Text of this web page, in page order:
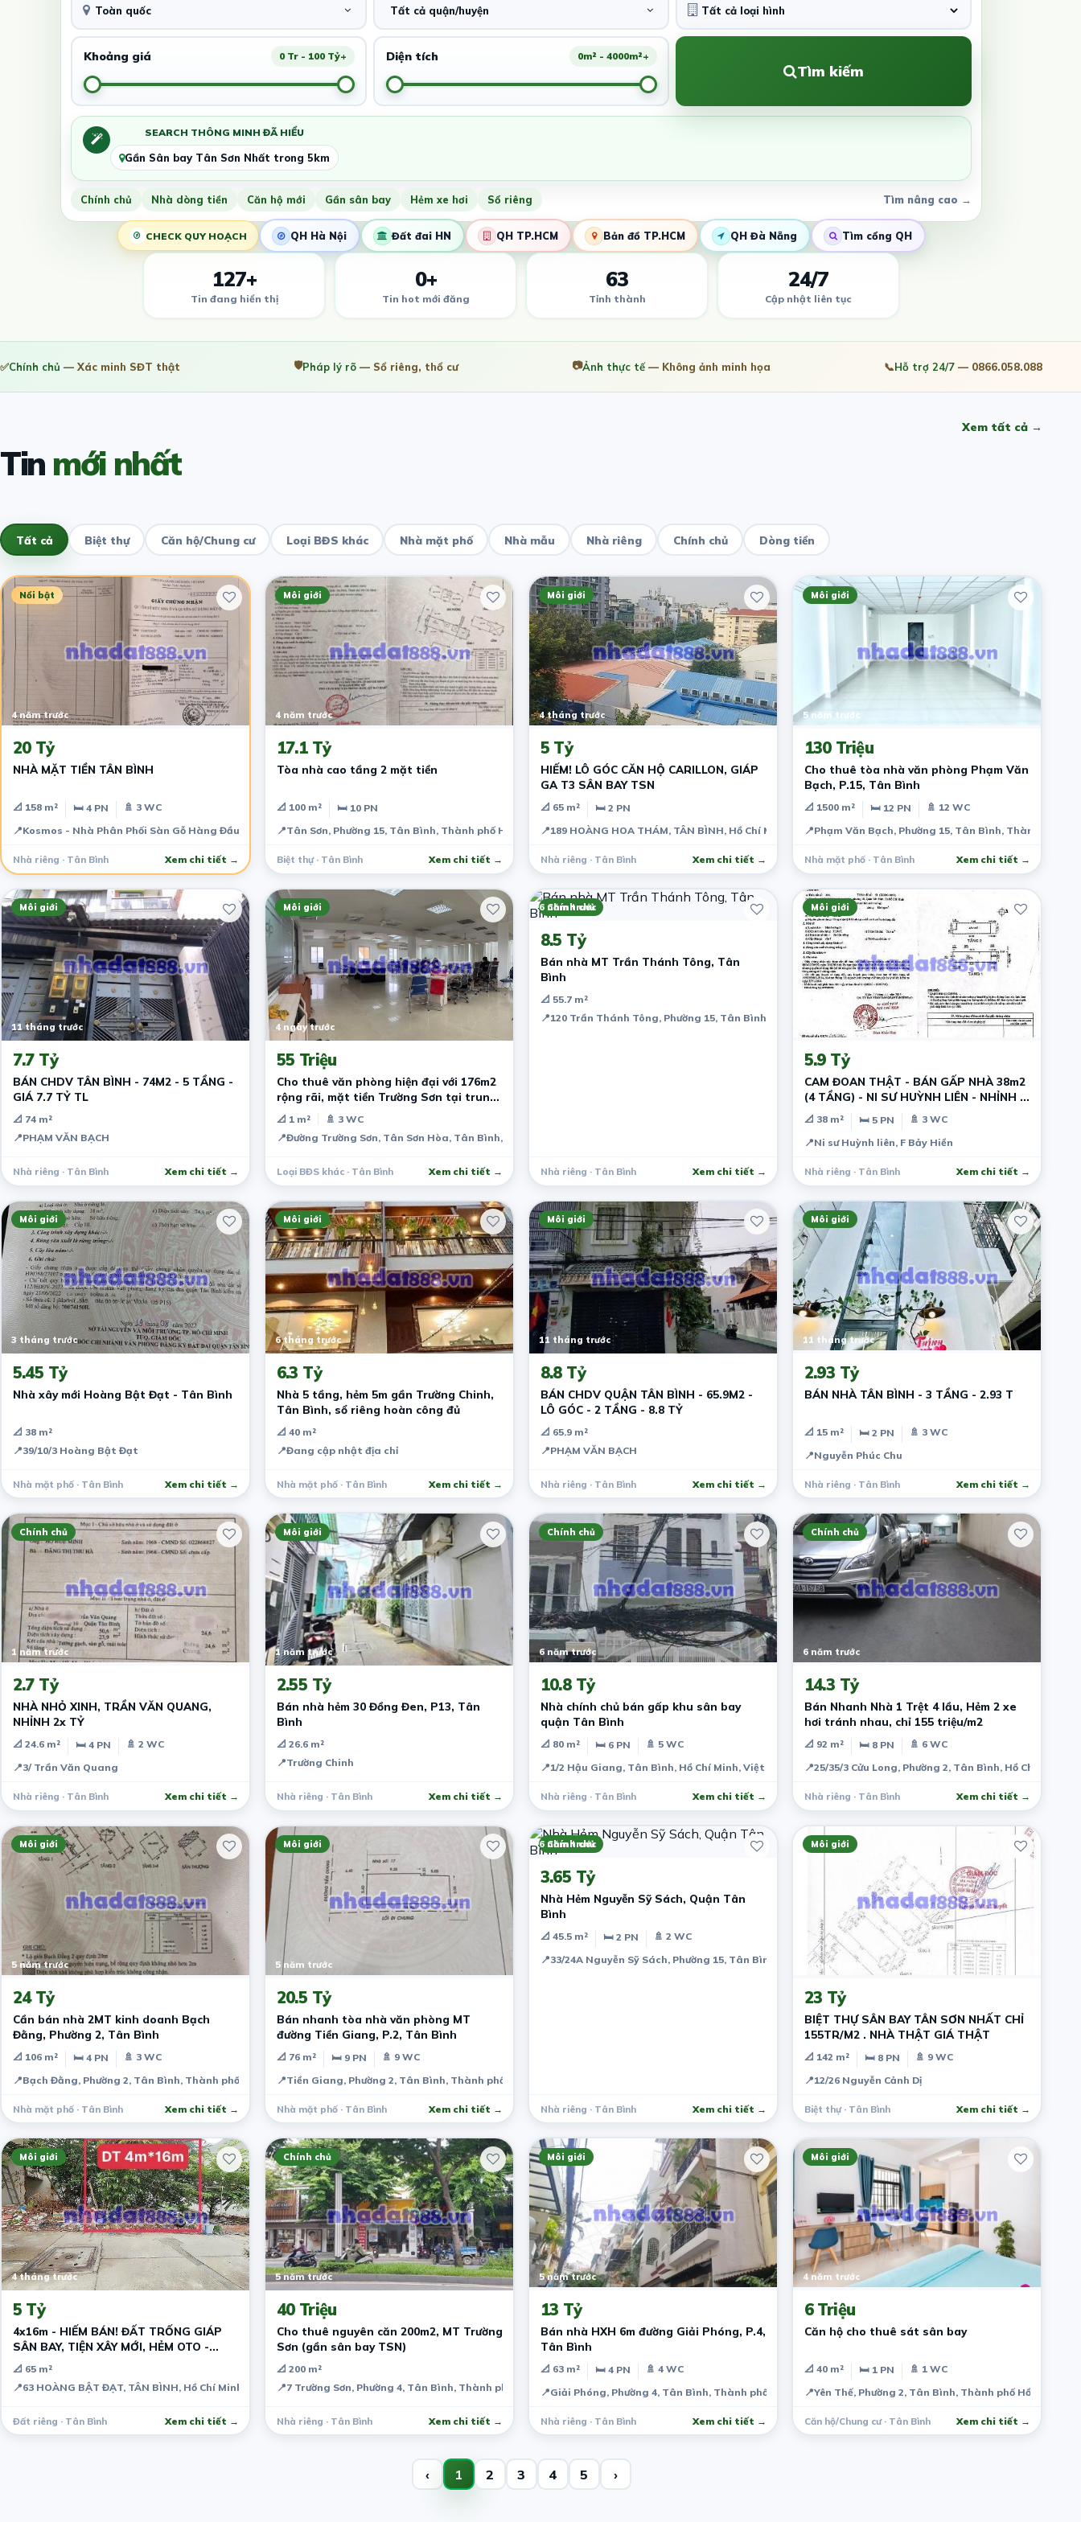
Toàn quốc Tất cả quận/huyện
Khoảng giá 0 Tr - 100 Tỷ+ Diện tích 0m² - 4000m²+
Tìm kiếm
SEARCH THÔNG MINH ĐÃ HIỂU
Gần Sân bay Tân Sơn Nhất trong 5km
Chính chủ Nhà dòng tiền Căn hộ mới Gần sân bay Hẻm xe hơi Sổ riêng Tìm nâng cao →
CHECK QUY HOẠCH QH Hà Nội Đất đai HN QH TP.HCM Bản đồ TP.HCM QH Đà Nẵng Tìm cổng QH
127+
Tin đang hiển thị
0+
Tin hot mới đăng
63
Tỉnh thành
24/7
Cập nhật liên tục
✅Chính chủ — Xác minh SĐT thật 🛡️Pháp lý rõ — Sổ riêng, thổ cư 📷Ảnh thực tế— Không ảnh minh họa 📞Hỗ trợ 24/7 — 0866.058.088
Tinmới nhất
Xem tất cả →
Tất cả Biệt thự Căn hộ/Chung cư Loại BĐS khác Nhà mặt phố Nhà mẫu Nhà riêng Chính chủ Dòng tiền
Nổi bật
4 năm trước
20 Tỷ
NHÀ MẶT TIỀN TÂN BÌNH
📐 158 m² 🛏 4 PN
🚿 3 WC
📍Kosmos - Nhà Phân Phối Sàn Gỗ Hàng Đầu Việt Nam, Tân Sơn, Phường 15, Tân Bình, Thành phố Hồ Chí Minh, Việt Nam
Nhà riêng · Tân Bình Xem chi tiết →
Môi giới
4 năm trước
17.1 Tỷ
Tòa nhà cao tầng 2 mặt tiền
📐 100 m²
🛏 10 PN
📍Tân Sơn, Phường 15, Tân Bình, Thành phố Hồ Chí Minh, Việt Nam
Biệt thự · Tân Bình Xem chi tiết →
Môi giới
4 tháng trước
5 Tỷ
HIẾM! LÔ GÓC CĂN HỘ CARILLON, GIÁP
GA T3 SÂN BAY TSN
📐 65 m²
🛏 2 PN
📍189 HOÀNG HOA THÁM, TÂN BÌNH, Hồ Chí Minh, Vietnam
Nhà riêng · Tân Bình Xem chi tiết →
Môi giới
5 năm trước
130 Triệu
Cho thuê tòa nhà văn phòng Phạm Văn
Bạch, P.15, Tân Bình
📐 1500 m² 🛏 12 PN
🚿 12 WC
📍Phạm Văn Bạch, Phường 15, Tân Bình, Thành phố
Nhà mặt phố · Tân Bình Xem chi tiết →
Môi giới
11 tháng trước
7.7 Tỷ
BÁN CHDV TÂN BÌNH - 74M2 - 5 TẦNG -
GIÁ 7.7 TỶ TL
📐 74 m²
📍PHẠM VĂN BẠCH
Nhà riêng · Tân Bình Xem chi tiết →
Môi giới
4 ngày trước
55 Triệu
Cho thuê văn phòng hiện đại với 176m2
rộng rãi, mặt tiền Trường Sơn tại trung
tâm Tân Bình
📐 1 m²
🚿 3 WC
📍Đường Trường Sơn, Tân Sơn Hòa, Tân Bình, TPHCM
Loại BĐS khác · Tân Bình Xem chi tiết →
Chính chủ
6 năm trước
8.5 Tỷ
Bán nhà MT Trần Thánh Tông, Tân
Bình
📐 55.7 m²
📍120 Trần Thánh Tông, Phường 15, Tân Bình, Hồ Chí Minh, Việt Nam
Nhà riêng · Tân Bình Xem chi tiết →
Môi giới
2 tháng trước
5.9 Tỷ
CAM ĐOAN THẬT - BÁN GẤP NHÀ 38m2
(4 TẦNG) - NI SƯ HUỲNH LIÊN - NHỈNH 5
TỶ TL
📐 38 m² 🛏 5 PN
🚿 3 WC
📍Ni sư Huỳnh liên, F Bảy Hiền
Nhà riêng · Tân Bình Xem chi tiết →
Môi giới
3 tháng trước
5.45 Tỷ
Nhà xây mới Hoàng Bật Đạt - Tân Bình
📐 38 m²
📍39/10/3 Hoàng Bật Đạt
Nhà mặt phố · Tân Bình Xem chi tiết →
Môi giới
6 tháng trước
6.3 Tỷ
Nhà 5 tầng, hẻm 5m gần Trường Chinh,
Tân Bình, sổ riêng hoàn công đủ
📐 40 m²
📍Đang cập nhật địa chỉ
Nhà mặt phố · Tân Bình Xem chi tiết →
Môi giới
11 tháng trước
8.8 Tỷ
BÁN CHDV QUẬN TÂN BÌNH - 65.9M2 -
LÔ GÓC - 2 TẦNG - 8.8 TỶ
📐 65.9 m²
📍PHẠM VĂN BẠCH
Nhà riêng · Tân Bình Xem chi tiết →
Môi giới
11 tháng trước
2.93 Tỷ
BÁN NHÀ TÂN BÌNH - 3 TẦNG - 2.93 T
📐 15 m² 🛏 2 PN
🚿 3 WC
📍Nguyễn Phúc Chu
Nhà riêng · Tân Bình Xem chi tiết →
Chính chủ
1 năm trước
2.7 Tỷ
NHÀ NHỎ XINH, TRẦN VĂN QUANG,
NHỈNH 2x TỶ
📐 24.6 m² 🛏 4 PN
🚿 2 WC
📍3/ Trần Văn Quang
Nhà riêng · Tân Bình Xem chi tiết →
Môi giới
1 năm trước
2.55 Tỷ
Bán nhà hẻm 30 Đồng Đen, P13, Tân
Bình
📐 26.6 m²
📍Trường Chinh
Nhà riêng · Tân Bình Xem chi tiết →
Chính chủ
6 năm trước
10.8 Tỷ
Nhà chính chủ bán gấp khu sân bay
quận Tân Bình
📐 80 m² 🛏 6 PN
🚿 5 WC
📍1/2 Hậu Giang, Tân Bình, Hồ Chí Minh, Việt Nam
Nhà riêng · Tân Bình Xem chi tiết →
Chính chủ
6 năm trước
14.3 Tỷ
Bán Nhanh Nhà 1 Trệt 4 lầu, Hẻm 2 xe
hơi tránh nhau, chỉ 155 triệu/m2
📐 92 m² 🛏 8 PN
🚿 6 WC
📍25/35/3 Cửu Long, Phường 2, Tân Bình, Hồ Chí Minh,
Nhà riêng · Tân Bình Xem chi tiết →
Môi giới
5 năm trước
24 Tỷ
Cần bán nhà 2MT kinh doanh Bạch
Đằng, Phường 2, Tân Bình
📐 106 m² 🛏 4 PN
🚿 3 WC
📍Bạch Đằng, Phường 2, Tân Bình, Thành phố Hồ Chí Minh, Việt Nam
Nhà mặt phố · Tân Bình Xem chi tiết →
Môi giới
5 năm trước
20.5 Tỷ
Bán nhanh tòa nhà văn phòng MT
đường Tiền Giang, P.2, Tân Bình
📐 76 m² 🛏 9 PN
🚿 9 WC
📍Tiền Giang, Phường 2, Tân Bình, Thành phố Hồ Chí Minh, Việt Nam
Nhà mặt phố · Tân Bình Xem chi tiết →
Chính chủ
6 năm trước
3.65 Tỷ
Nhà Hẻm Nguyễn Sỹ Sách, Quận Tân
Bình
📐 45.5 m² 🛏 2 PN
🚿 2 WC
📍33/24A Nguyễn Sỹ Sách, Phường 15, Tân Bình, Hồ Chí Minh, Việt Nam
Nhà riêng · Tân Bình Xem chi tiết →
Môi giới
8 ngày trước
23 Tỷ
BIỆT THỰ SÂN BAY TÂN SƠN NHẤT CHỈ
155TR/M2 . NHÀ THẬT GIÁ THẬT
📐 142 m² 🛏 8 PN
🚿 9 WC
📍12/26 Nguyễn Cảnh Dị
Biệt thự · Tân Bình Xem chi tiết →
Môi giới
4 tháng trước
5 Tỷ
4x16m - HIẾM BÁN! ĐẤT TRỐNG GIÁP
SÂN BAY, TIỆN XÂY MỚI, HẺM OTO -
📐 65 m²
📍63 HOÀNG BẬT ĐẠT, TÂN BÌNH, Hồ Chí Minh, Vietnam
Đất riêng · Tân Bình Xem chi tiết →
Chính chủ
5 năm trước
40 Triệu
Cho thuê nguyên căn 200m2, MT Trường
Sơn (gần sân bay TSN)
📐 200 m²
📍7 Trường Sơn, Phường 4, Tân Bình, Thành phố Hồ Chí Minh, Việt Nam
Nhà riêng · Tân Bình Xem chi tiết →
Môi giới
5 năm trước
13 Tỷ
Bán nhà HXH 6m đường Giải Phóng, P.4,
Tân Bình
📐 63 m² 🛏 4 PN
🚿 4 WC
📍Giải Phóng, Phường 4, Tân Bình, Thành phố Hồ Chí Minh, Việt Nam
Nhà riêng · Tân Bình Xem chi tiết →
Môi giới
4 năm trước
6 Triệu
Căn hộ cho thuê sát sân bay
📐 40 m² 🛏 1 PN
🚿 1 WC
📍Yên Thế, Phường 2, Tân Bình, Thành phố Hồ Chí
Căn hộ/Chung cư · Tân Bình Xem chi tiết →
‹ 1 2 3 4 5 ›